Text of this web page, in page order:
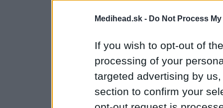
Medihead.sk - Do Not Process
If you wish to opt-out of
processing of your
targeted advertising by
section to confirm your